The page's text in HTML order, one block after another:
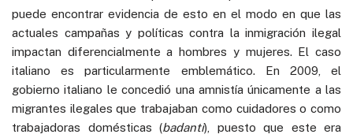
puede encontrar evidencia de esto en el modo en que las
actuales campañas y políticas contra la inmigración ilegal
impactan diferencialmente a hombres y mujeres. El caso
italiano es particularmente emblemático. En 2009, el
gobierno italiano le concedió una amnistía únicamente a las
migrantes ilegales que trabajaban como cuidadores o como
trabajadoras domésticas (badanti), puesto que este era